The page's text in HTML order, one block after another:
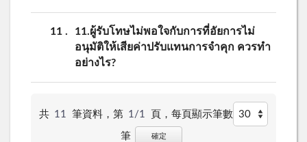
11
11.ผู้รับโทษไม่พอใจกับการที่อัยการไม่
อนุมัติให้เสียค่าปรับแทนการจำคุก ควรทำ
อย่างไร?
共 11 筆資料，第 1/1 頁， 每頁顯示筆數
筆 確定